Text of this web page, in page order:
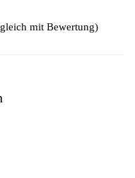
mit Bewertung)